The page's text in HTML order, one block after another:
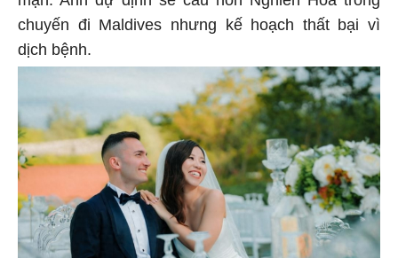
chuyến đi Maldives nhưng kế hoạch thất bại vì
dịch bệnh.